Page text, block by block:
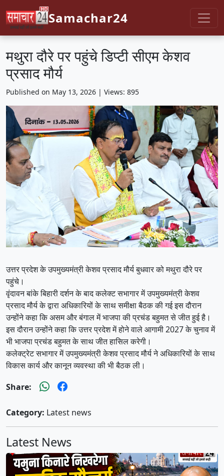
Samachar24
मथुरा दौरे पर पहुंचे डिप्टी सीएम केशव
प्रसाद मौर्य
Published on May 13, 2026 | Views: 895
उत्तर प्रदेश के उपमुख्यमंत्री केशव प्रसाद मौर्य बुधवार को मथुरा दौरे पर
पहुंचे।
वृंदावन बांके बिहारी दर्शन के बाद कलेक्ट सभागार में उपमुख्यमंत्री केशव
प्रसाद मौर्य के द्वारा अधिकारियों के साथ समीक्षा बैठक की गई इस दौरान
उन्होंने कहा कि असम और बंगाल में भाजपा की प्रचंड बहुमत से जीत हुई है।
इस दौरान उन्होंने कहा कि उत्तर प्रदेश में होने वाले आगामी 2027 के चुनाव में
भी भाजपा प्रचंड बहुमत के साथ जीत हासिल करेगी।
कलेक्ट्रेट सभागार में उपमुख्यमंत्री केशव प्रसाद मौर्य ने अधिकारियों के साथ
विकास कार्य और कानून व्यवस्था की भी बैठक ली।
Share:
Category: Latest news
Latest News